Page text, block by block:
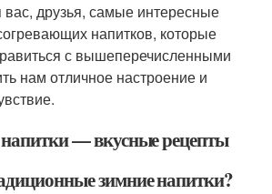
вас, друзья, самые интересные
напитков, которые
с вышеперечисленными
нам отличное настроение и
— вкусные рецепты
зимние напитки?